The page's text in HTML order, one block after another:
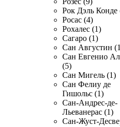
Рок Дэль Конде
Росас (4)
Рохалес (1)
Сагаро (1)
Сан Августин
Сан Евгенио
(5)
Сан Мигель (1)
Сан Фелиу де
Гишольс (1)
Сан-Андрес-де-
Льеванерас (1)
Сан-Жуст-